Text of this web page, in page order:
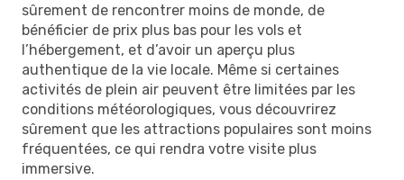
sûrement de rencontrer moins de monde, de
bénéficier de prix plus bas pour les vols et
l’hébergement, et d’avoir un aperçu plus
authentique de la vie locale. Même si certaines
activités de plein air peuvent être limitées par les
conditions météorologiques, vous découvrirez
sûrement que les attractions populaires sont moins
fréquentées, ce qui rendra votre visite plus
immersive.